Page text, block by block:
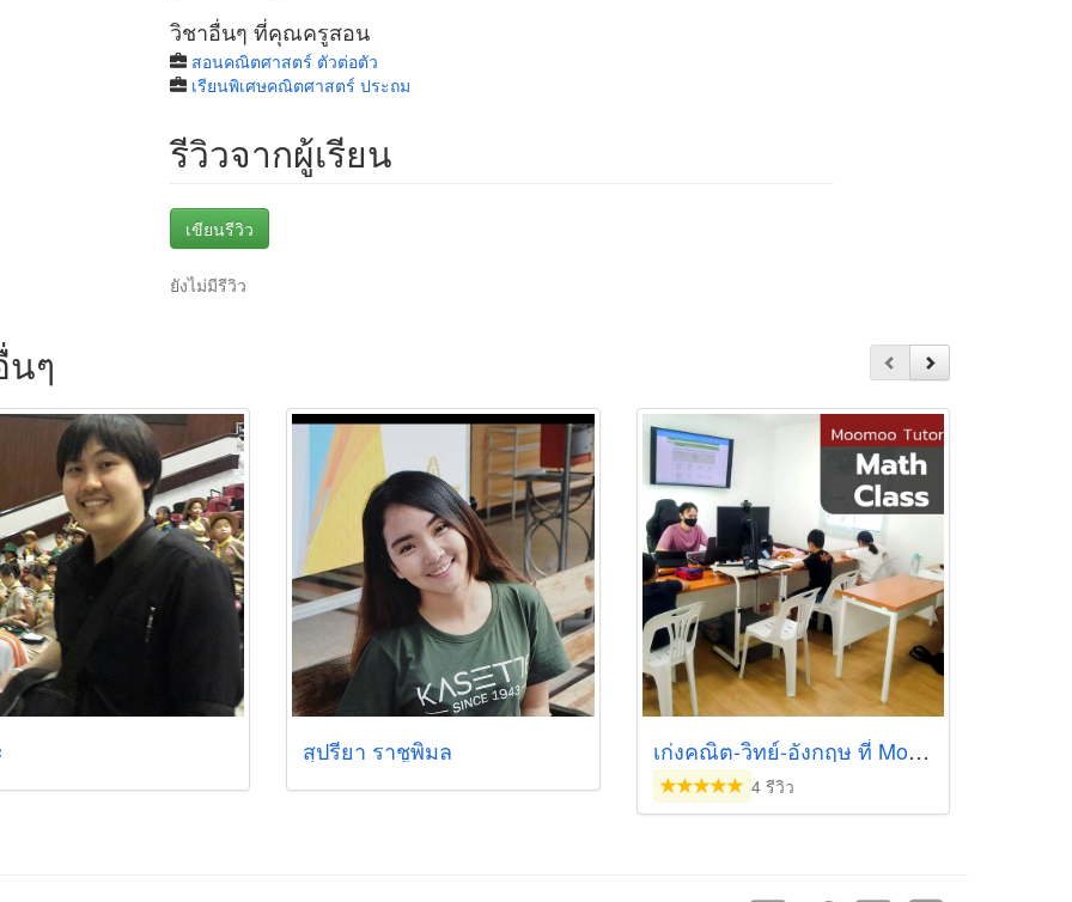
วิชาอื่นๆ ที่คุณครูสอน
สอนคณิตศาสตร์ ตัวต่อตัว
เรียนพิเศษคณิตศาสตร์ ประถม
รีวิวจากผู้เรียน
เขียนรีวิว
ยังไม่มีรีวิว
ๆ
สุปรียา ราชูพิมล เก่งคณิต-วิทย์-อังกฤษ ที่ Moomoo Tutor
4 รีวิว